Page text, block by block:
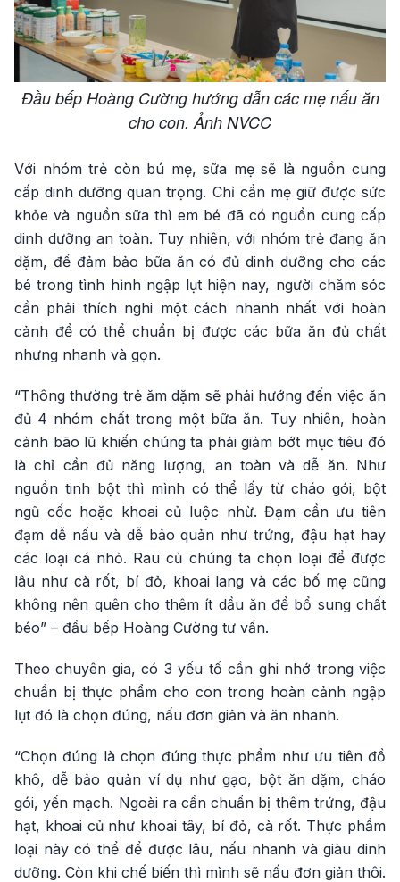
Đầu bếp Hoàng Cường hướng dẫn các mẹ nấu ăn
cho con. Ảnh NVCC
Với nhóm trẻ còn bú mẹ, sữa mẹ sẽ là nguồn cung
cấp dinh dưỡng quan trọng. Chỉ cần mẹ giữ được sức
khỏe và nguồn sữa thì em bé đã có nguồn cung cấp
dinh dưỡng an toàn. Tuy nhiên, với nhóm trẻ đang ăn
dặm, để đảm bảo bữa ăn có đủ dinh dưỡng cho các
bé trong tình hình ngập lụt hiện nay, người chăm sóc
cần phải thích nghi một cách nhanh nhất với hoàn
cảnh để có thể chuẩn bị được các bữa ăn đủ chất
nhưng nhanh và gọn.
“Thông thường trẻ ăm dặm sẽ phải hướng đến việc ăn
đủ 4 nhóm chất trong một bữa ăn. Tuy nhiên, hoàn
cảnh bão lũ khiến chúng ta phải giảm bớt mục tiêu đó
là chỉ cần đủ năng lượng, an toàn và dễ ăn. Như
nguồn tinh bột thì mình có thể lấy từ cháo gói, bột
ngũ cốc hoặc khoai củ luộc nhừ. Đạm cần ưu tiên
đạm dễ nấu và dễ bảo quản như trứng, đậu hạt hay
các loại cá nhỏ. Rau củ chúng ta chọn loại để được
lâu như cà rốt, bí đỏ, khoai lang và các bố mẹ cũng
không nên quên cho thêm ít dầu ăn để bổ sung chất
béo” – đầu bếp Hoàng Cường tư vấn.
Theo chuyên gia, có 3 yếu tố cần ghi nhớ trong việc
chuẩn bị thực phẩm cho con trong hoàn cảnh ngập
lụt đó là chọn đúng, nấu đơn giản và ăn nhanh.
“Chọn đúng là chọn đúng thực phẩm như ưu tiên đồ
khô, dễ bảo quản ví dụ như gạo, bột ăn dặm, cháo
gói, yến mạch. Ngoài ra cần chuẩn bị thêm trứng, đậu
hạt, khoai củ như khoai tây, bí đỏ, cà rốt. Thực phẩm
loại này có thể để được lâu, nấu nhanh và giàu dinh
dưỡng. Còn khi chế biến thì mình sẽ nấu đơn giản thôi.